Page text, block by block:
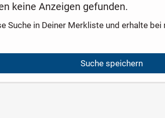
keine Anzeigen gefunden.
Suche in Deiner Merkliste und erhalte
Suche speichern